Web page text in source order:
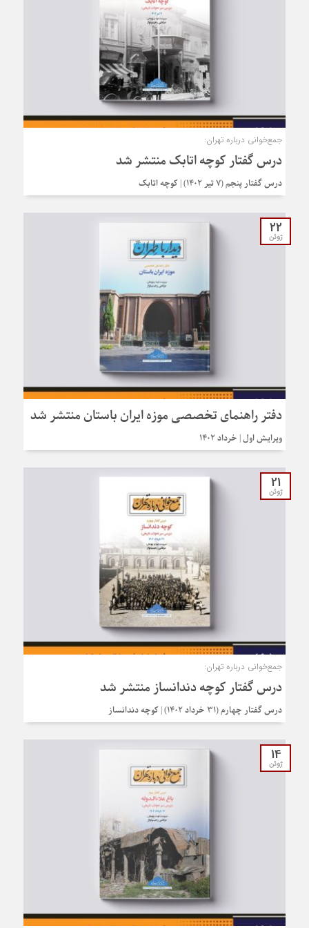
جمع‌خوانی درباره تهران:
درس گفتار کوچه اتابک منتشر شد
درس گفتار پنجم (۷ تیر ۱۴۰۲) | کوچه اتابک
22
ژوئن
دفتر راهنمای تخصصی موزه ایران باستان منتشر شد
ویرایش اول | خرداد 1402
21
ژوئن
جمع‌خوانی درباره تهران:
درس گفتار کوچه دندانساز منتشر شد
درس گفتار چهارم (۳۱ خرداد ۱۴۰۲) | کوچه دندانساز
14
ژوئن